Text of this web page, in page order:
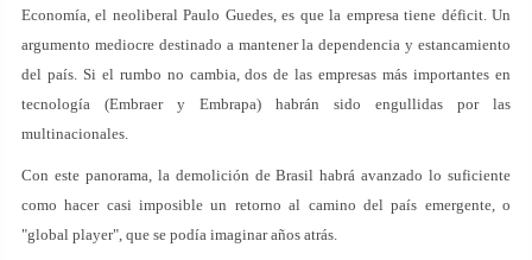
Economía, el neoliberal Paulo Guedes, es que la empresa tiene déficit. Un
argumento mediocre destinado a mantener la dependencia y estancamiento
del país. Si el rumbo no cambia, dos de las empresas más importantes en
tecnología (Embraer y Embrapa) habrán sido engullidas por las
multinacionales.
Con este panorama, la demolición de Brasil habrá avanzado lo suficiente
como hacer casi imposible un retorno al camino del país emergente, o
"global player", que se podía imaginar años atrás.